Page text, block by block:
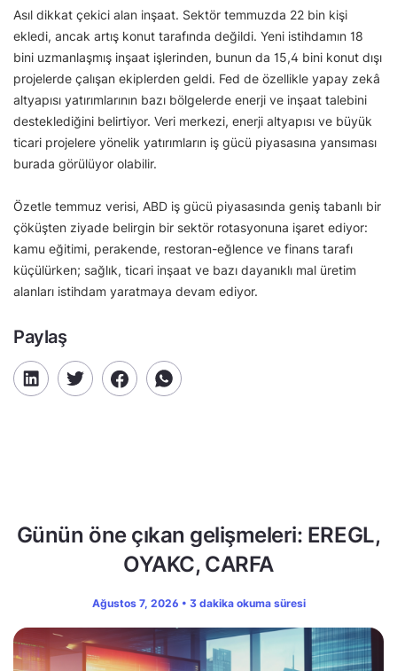
Asıl dikkat çekici alan inşaat. Sektör temmuzda 22 bin kişi
ekledi, ancak artış konut tarafında değildi. Yeni istihdamın 18
bini uzmanlaşmış inşaat işlerinden, bunun da 15,4 bini konut dışı
projelerde çalışan ekiplerden geldi. Fed de özellikle yapay zekâ
altyapısı yatırımlarının bazı bölgelerde enerji ve inşaat talebini
desteklediğini belirtiyor. Veri merkezi, enerji altyapısı ve büyük
ticari projelere yönelik yatırımların iş gücü piyasasına yansıması
burada görülüyor olabilir.
Özetle temmuz verisi, ABD iş gücü piyasasında geniş tabanlı bir
çöküşten ziyade belirgin bir sektör rotasyonuna işaret ediyor:
kamu eğitimi, perakende, restoran-eğlence ve finans tarafı
küçülürken; sağlık, ticari inşaat ve bazı dayanıklı mal üretim
alanları istihdam yaratmaya devam ediyor.
Paylaş
Günün öne çıkan gelişmeleri: EREGL,
OYAKC, CARFA
Ağustos 7, 2026 • 3 dakika okuma süresi